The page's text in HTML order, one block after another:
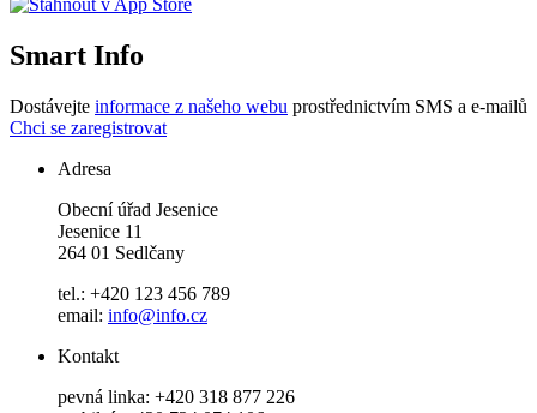
Smart Info
Dostávejte informace z našeho webu prostřednictvím SMS a e-mailů
Chci se zaregistrovat
Adresa
Obecní úřad Jesenice
Jesenice 11
264 01 Sedlčany
tel.: +420 123 456 789
email: info@info.cz
Kontakt
pevná linka: +420 318 877 226